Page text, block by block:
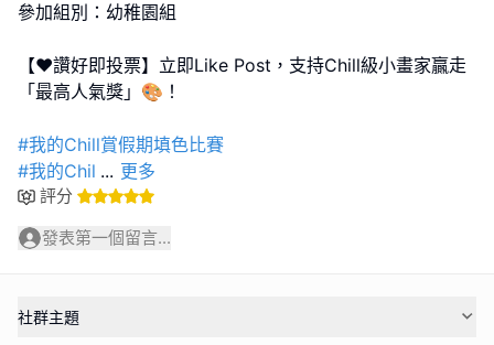
參加組別：幼稚園組
【❤️讚好即投票】立即Like Post，支持Chill級小畫家贏走
「最高人氣獎」🎨！
#我的Chill賞假期填色比賽
#我的Chil ... 更多
評分
發表第一個留言...
社群主題